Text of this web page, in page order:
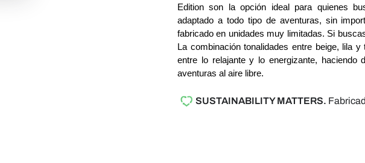
Edition son la opción ideal para quienes
adaptado a todo tipo de aventuras, sin
fabricado en unidades muy limitadas. Si
La combinación tonalidades entre beige, lila
entre lo relajante y lo energizante, haciendo
aventuras al aire libre.
SUSTAINABILITY MATTERS.